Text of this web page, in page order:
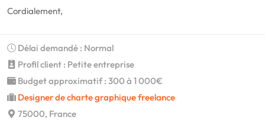
Cordialement,
Délai demandé : Normal
Profil client : Petite entreprise
Budget approximatif : 300 à 1 000€
Designer de charte graphique freelance
75000, France